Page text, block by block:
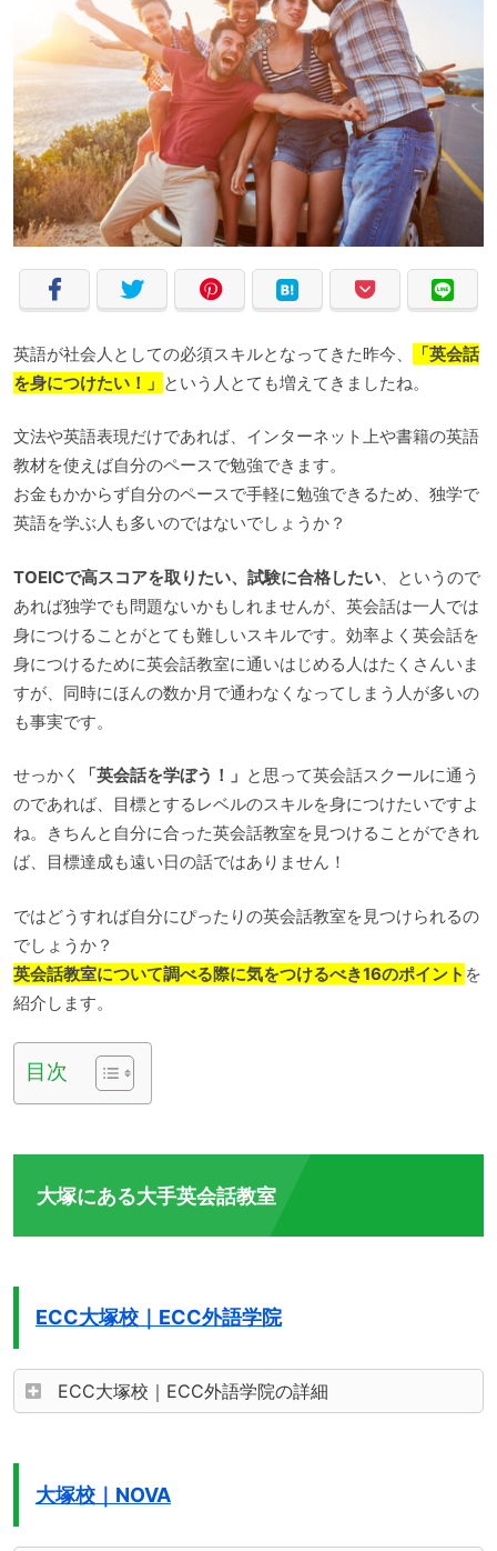
英語が社会人としての必須スキルとなってきた昨今、
「英会話
を身につけたい！」 という人とても増えてきましたね。
文法や英語表現だけであれば、インターネット上や書籍の英語
教材を使えば自分のペースで勉強できます。
お金もかからず自分のペースで手軽に勉強できるため、独学で
英語を学ぶ人も多いのではないでしょうか？
TOEICで高スコアを取りたい、試験に合格したい、というので
あれば独学でも問題ないかもしれませんが、英会話は一人では
身につけることがとても難しいスキルです。効率よく英会話を
身につけるために英会話教室に通いはじめる人はたくさんいま
すが、同時にほんの数か月で通わなくなってしまう人が多いの
も事実です。
せっかく 「英会話を学ぼう！」 と思って英会話スクールに通う
のであれば、目標とするレベルのスキルを身につけたいですよ
ね。きちんと自分に合った英会話教室を見つけることができれ
ば、目標達成も遠い日の話ではありません！
ではどうすれば自分にぴったりの英会話教室を見つけられるの
でしょうか？
英会話教室について調べる際に気をつけるべき16のポイント を
紹介します。
目次
大塚にある大手英会話教室
ECC大塚校｜ECC外語学院
ECC大塚校｜ECC外語学院の詳細
大塚校｜NOVA